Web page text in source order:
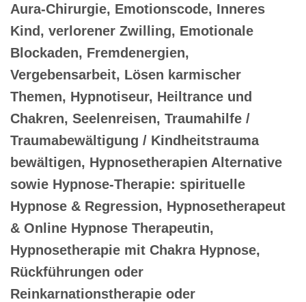
Aura-Chirurgie, Emotionscode, Inneres
Kind, verlorener Zwilling, Emotionale
Blockaden, Fremdenergien,
Vergebensarbeit, Lösen karmischer
Themen, Hypnotiseur, Heiltrance und
Chakren, Seelenreisen, Traumahilfe /
Traumabewältigung / Kindheitstrauma
bewältigen, Hypnosetherapien Alternative
sowie Hypnose-Therapie: spirituelle
Hypnose & Regression, Hypnosetherapeut
& Online Hypnose Therapeutin,
Hypnosetherapie mit Chakra Hypnose,
Rückführungen oder
Reinkarnationstherapie oder